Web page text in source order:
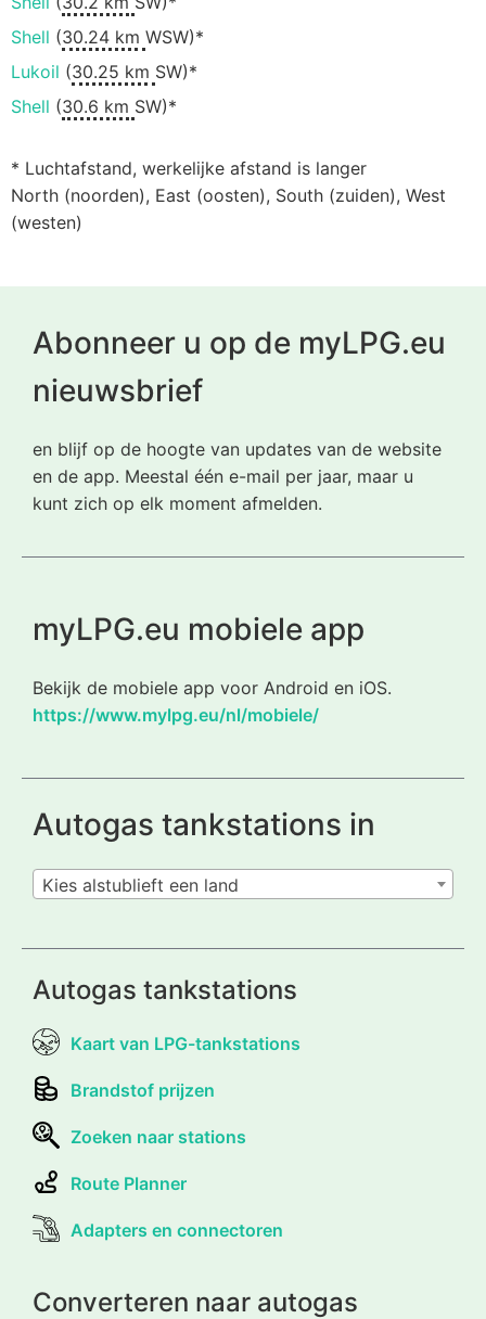
Shell (30.24 km WSW)*
Lukoil (30.25 km SW)*
Shell (30.6 km SW)*
* Luchtafstand, werkelijke afstand is langer
North (noorden), East (oosten), South (zuiden), West
(westen)
Abonneer u op de myLPG.eu
nieuwsbrief
en blijf op de hoogte van updates van de website
en de app. Meestal één e-mail per jaar, maar u
kunt zich op elk moment afmelden.
myLPG.eu mobiele app
Bekijk de mobiele app voor Android en iOS.
https://www.mylpg.eu/nl/mobiele/
Autogas tankstations in
Kies alstublieft een land
Autogas tankstations
Kaart van LPG-tankstations
Brandstof prijzen
Zoeken naar stations
Route Planner
Adapters en connectoren
Converteren naar autogas